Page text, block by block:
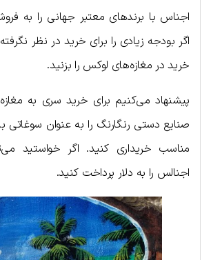
اجناس با برندهای معتبر جهانی را به
اگر بودجه زیادی را برای خرید در نظر
خرید در مغازه‌های لوکس را بزنید.
پیشنهاد می‌کنیم برای خرید سری به
صنایع دستی رنگارنگ را به عنوان سوغاتی
مناسب خریداری کنید. اگر خواستید
اجنالس را به دلار پرداخت کنید.